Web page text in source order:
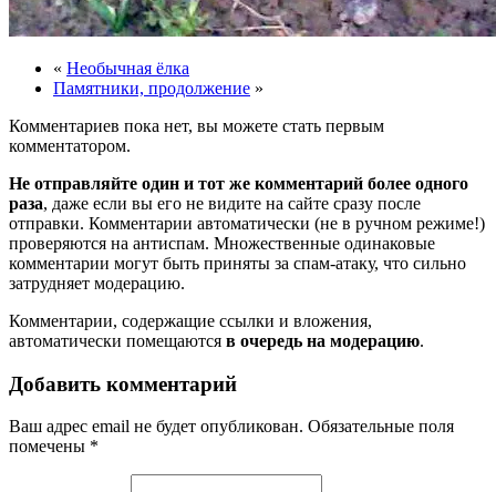
« Необычная ёлка
Памятники, продолжение »
Комментариев пока нет, вы можете стать первым
комментатором.
Не отправляйте один и тот же комментарий более одного
раза, даже если вы его не видите на сайте сразу после
отправки. Комментарии автоматически (не в ручном режиме!)
проверяются на антиспам. Множественные одинаковые
комментарии могут быть приняты за спам-атаку, что сильно
затрудняет модерацию.
Комментарии, содержащие ссылки и вложения,
автоматически помещаются в очередь на модерацию.
Добавить комментарий
Ваш адрес email не будет опубликован. Обязательные поля
помечены *